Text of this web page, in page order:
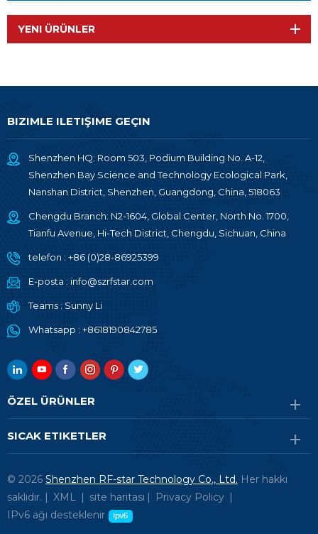
YENI ÜRÜNLER
BIZIMLE ILETIŞIME GEÇIN
Shenzhen HQ: Room 503, Podium Building No. A-12,
Shenzhen Bay Science and Technology Ecological Park,
Nanshan District, Shenzhen, Guangdong, China, 518063
Chengdu Branch: N2-1604, Global Center, North No. 1700,
Tianfu Avenue, Hi-Tech District, Chengdu, Sichuan, China
telefon : +86 (0)28-86925399
E-posta : info@szrfstar.com
Teams : Sunny Li
Whatsapp : +8618190842785
ÖZEL ÜRÜNLER
SICAK ETIKETLER
© 2026 Shenzhen RF-star Technology Co., Ltd. Her hakkı
saklıdır. | XML | site haritası | Privacy Policy |
IPv6 ağı desteklenir